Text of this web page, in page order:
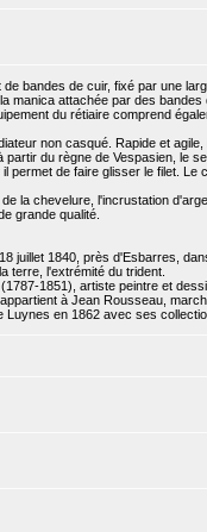
bandes de cuir, fixé par une
manica attachée par des
du rétiaire comprend
non casqué. Rapide et
du règne de Vespasien, le
permet de faire glisser le filet. Le
la chevelure, l'incrustation
grande qualité.
juillet 1840, près d'Esbarres,
terre, l'extrémité du trident.
1851), artiste peintre et
à Jean Rousseau,
en 1862 avec ses